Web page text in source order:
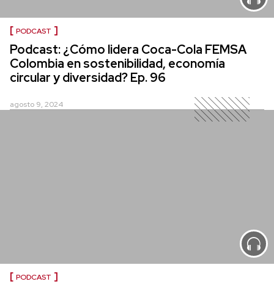
PODCAST
Podcast: ¿Cómo lidera Coca-Cola FEMSA
Colombia en sostenibilidad, economía
circular y diversidad? Ep. 96
agosto 9, 2024
PODCAST